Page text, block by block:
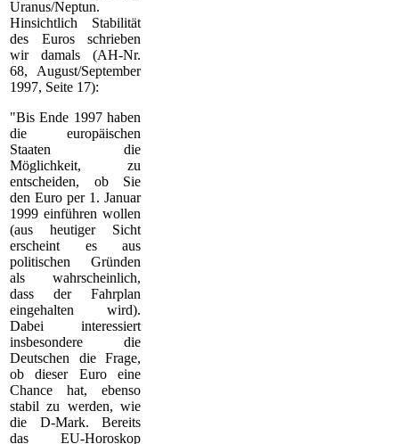
Uranus/Neptun.
Hinsichtlich Stabilität
des Euros schrieben
wir damals (AH-Nr.
68, August/September
1997, Seite 17):
"Bis Ende 1997 haben
die europäischen
Staaten die
Möglichkeit, zu
entscheiden, ob Sie
den Euro per 1. Januar
1999 einführen wollen
(aus heutiger Sicht
erscheint es aus
politischen Gründen
als wahrscheinlich,
dass der Fahrplan
eingehalten wird).
Dabei interessiert
insbesondere die
Deutschen die Frage,
ob dieser Euro eine
Chance hat, ebenso
stabil zu werden, wie
die D-Mark. Bereits
das EU-Horoskop